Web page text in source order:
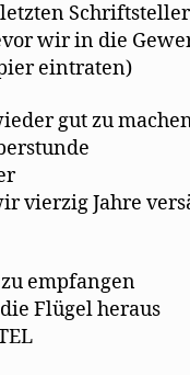
letzten
wir in die
eintraten)
gut zu
vierzig Jahre
empfangen
Flügel heraus